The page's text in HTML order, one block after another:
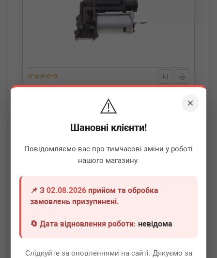
×
⚠️
Шановні клієнти!
Повідомляємо вас про тимчасові зміни у роботі
нашого магазину.
📌 З02.08.2026 прийом та обробка
замовлень призупинені.
🔄 Дата відновлення роботи:невідома
Слідкуйте за оновленнями на сайті. Дякуємо за
AUTOTECHTEILE 110 3235
Компресор пневмосистеми MB M-class (W164)/GL-
Немає в наявності
Докладніше